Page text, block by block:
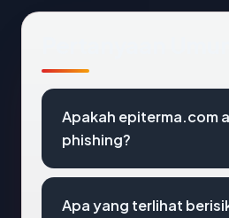
Apakah epiterma.com
phishing?
Apa yang terlihat